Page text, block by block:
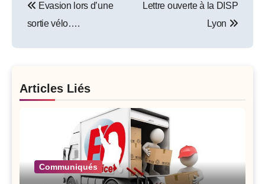
navigation
Evasion lors d’une
sortie vélo….
Lettre ouverte à la DISP
Lyon
Articles Liés
Communiqués